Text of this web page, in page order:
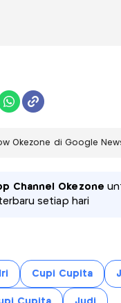
Okezone di Google
Channel Okezone
setiap hari
Cupi Cupita